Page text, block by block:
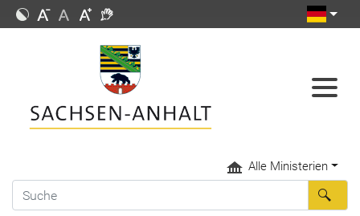
Alle Ministerien